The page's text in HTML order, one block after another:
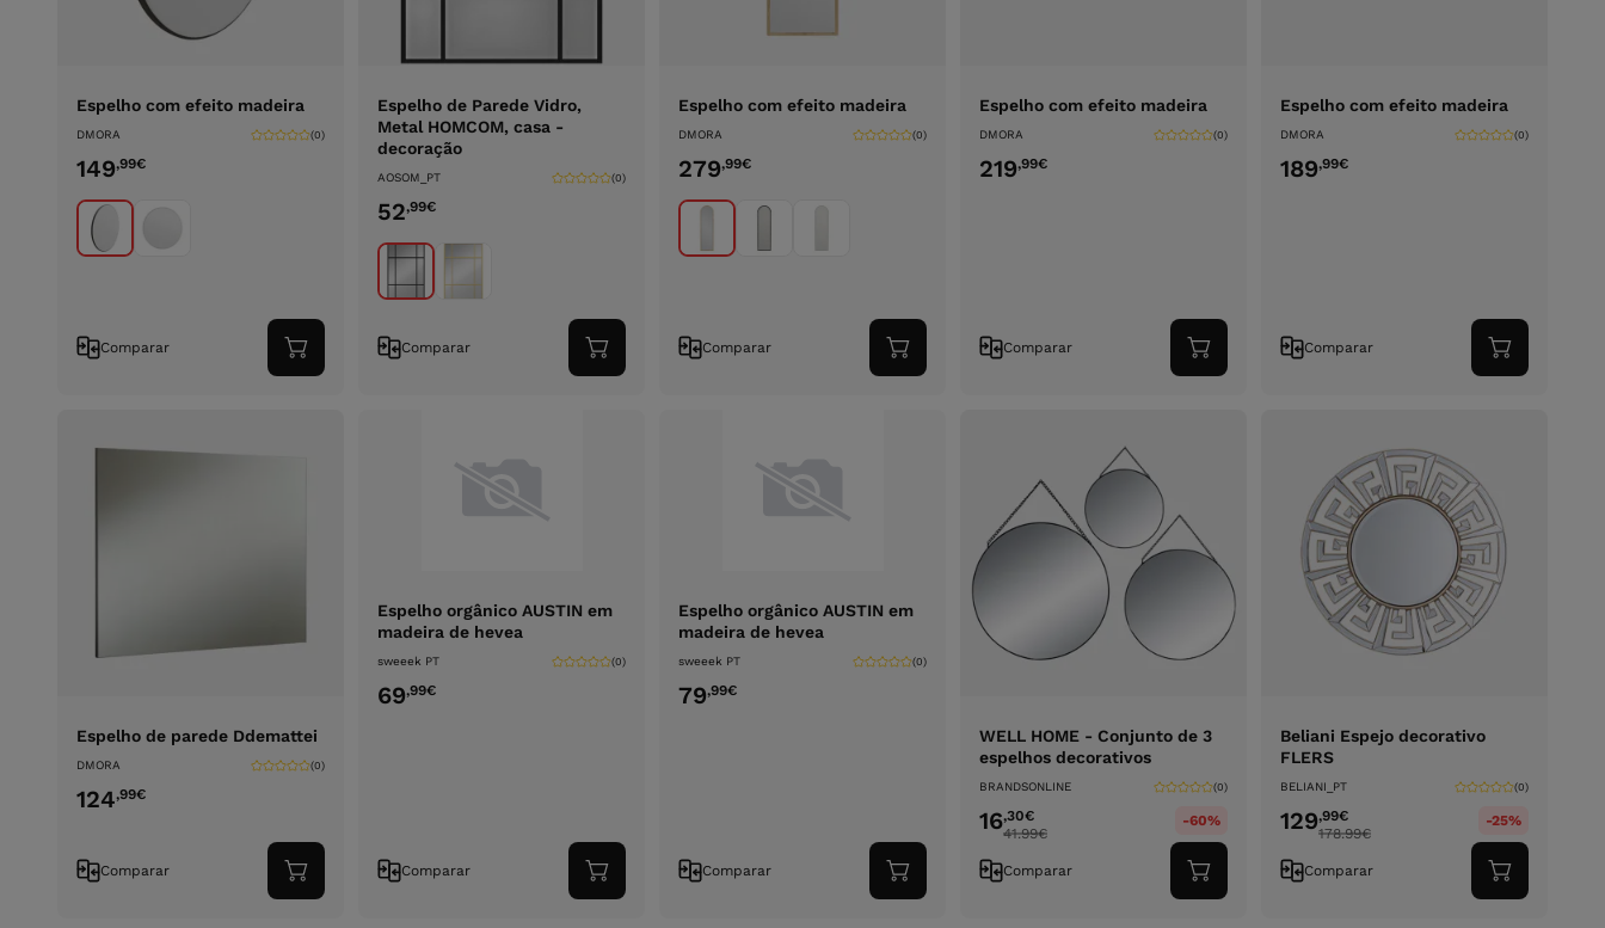
Espelho com efeito madeira
DMORA (0)
149,99€
Comparar
Adicionar
ao
Espelho de Parede Vidro,
Metal HOMCOM, casa -
decoração
AOSOM_PT (0)
52,99€
Comparar
Adicionar
ao
Espelho com efeito madeira
DMORA (0)
279,99€
Comparar
Adicionar
ao
Espelho com efeito madeira
DMORA (0)
219,99€
Comparar
Adicionar
ao
Espelho com efeito madeira
DMORA (0)
189,99€
Comparar
Adicionar
ao
Espelho de parede Ddemattei
DMORA (0)
124,99€
Comparar
Adicionar
ao
Espelho orgânico AUSTIN em
madeira de hevea
sweeek PT (0)
69,99€
Comparar
Adicionar
ao
Espelho orgânico AUSTIN em
madeira de hevea
sweeek PT (0)
79,99€
Comparar
Adicionar
ao
WELL HOME - Conjunto de 3
espelhos decorativos
BRANDSONLINE (0)
16,30€
41.99€
-60%
Comparar
Adicionar
ao
Beliani Espejo decorativo
FLERS
BELIANI_PT (0)
129,99€
178.99€
-25%
Comparar
Adicionar
ao